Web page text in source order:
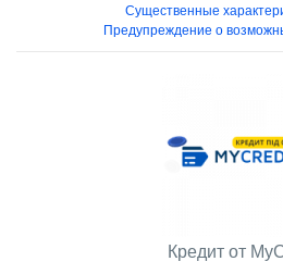
Существенные
Предупреждение о
Кредит от